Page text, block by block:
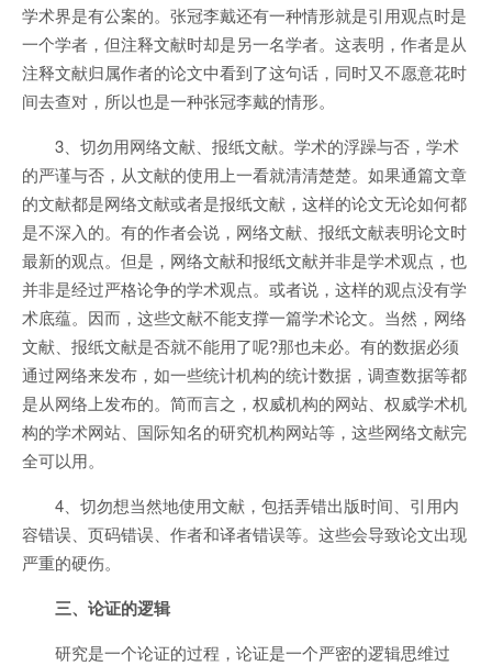
学术界是有公案的。张冠李戴还有一种情形就是引用观点时是
一个学者，但注释文献时却是另一名学者。这表明，作者是从
注释文献归属作者的论文中看到了这句话，同时又不愿意花时
间去查对，所以也是一种张冠李戴的情形。
3、切勿用网络文献、报纸文献。学术的浮躁与否，学术
的严谨与否，从文献的使用上一看就清清楚楚。如果通篇文章
的文献都是网络文献或者是报纸文献，这样的论文无论如何都
是不深入的。有的作者会说，网络文献、报纸文献表明论文时
最新的观点。但是，网络文献和报纸文献并非是学术观点，也
并非是经过严格论争的学术观点。或者说，这样的观点没有学
术底蕴。因而，这些文献不能支撑一篇学术论文。当然，网络
文献、报纸文献是否就不能用了呢?那也未必。有的数据必须
通过网络来发布，如一些统计机构的统计数据，调查数据等都
是从网络上发布的。简而言之，权威机构的网站、权威学术机
构的学术网站、国际知名的研究机构网站等，这些网络文献完
全可以用。
4、切勿想当然地使用文献，包括弄错出版时间、引用内
容错误、页码错误、作者和译者错误等。这些会导致论文出现
严重的硬伤。
三、论证的逻辑
研究是一个论证的过程，论证是一个严密的逻辑思维过